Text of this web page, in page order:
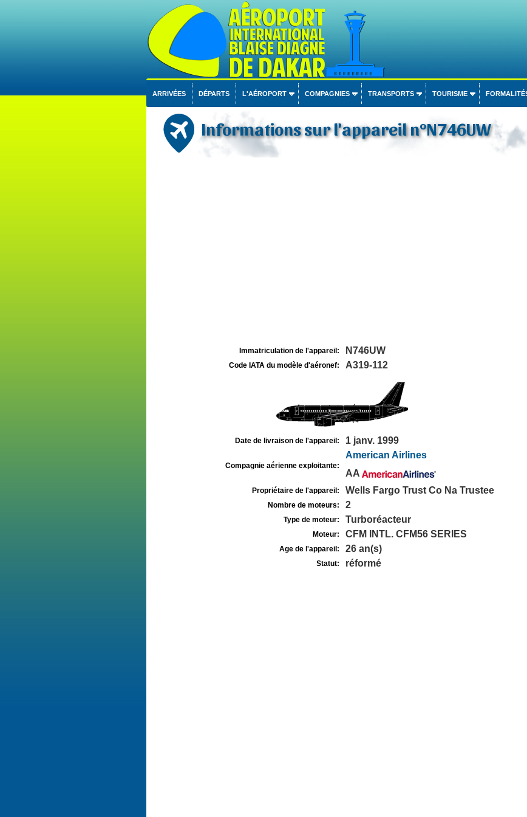
ARRIVÉES DÉPARTS L'AÉROPORT COMPAGNIES TRANSPORTS TOURISME
Informations sur l'appareil n°N746UW
Immatriculation de l'appareil: N746UW
Code IATA du modèle d'aéronef: A319-112
Date de livraison de l'appareil: 1 janv. 1999
Compagnie aérienne exploitante:
American Airlines
AA
Propriétaire de l'appareil: Wells Fargo Trust Co Na Trustee
Nombre de moteurs: 2
Type de moteur: Turboréacteur
Moteur: CFM INTL. CFM56 SERIES
Age de l'appareil: 26 an(s)
Statut: réformé